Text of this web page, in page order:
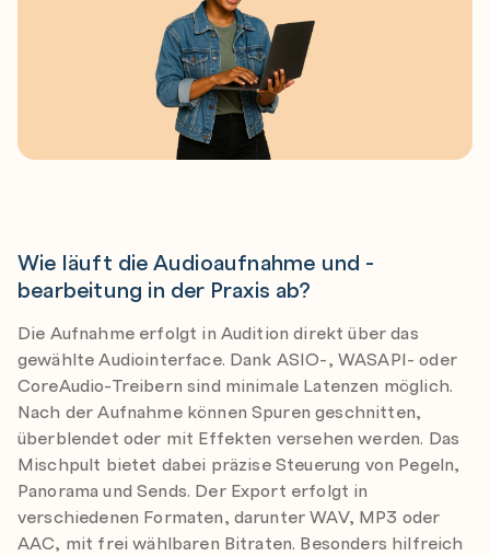
Wie läuft die Audioaufnahme und -
bearbeitung in der Praxis ab?
Die Aufnahme erfolgt in Audition direkt über das
gewählte Audiointerface. Dank ASIO-, WASAPI- oder
CoreAudio-Treibern sind minimale Latenzen möglich.
Nach der Aufnahme können Spuren geschnitten,
überblendet oder mit Effekten versehen werden. Das
Mischpult bietet dabei präzise Steuerung von Pegeln,
Panorama und Sends. Der Export erfolgt in
verschiedenen Formaten, darunter WAV, MP3 oder
AAC, mit frei wählbaren Bitraten. Besonders hilfreich